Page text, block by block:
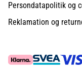
Persondatapolitik og
Reklamation og